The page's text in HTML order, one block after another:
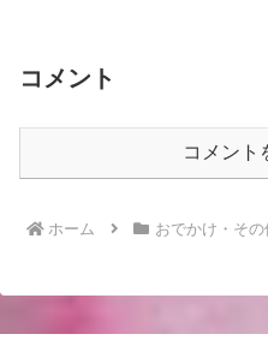
コメント
コメント
ホーム おでかけ・その